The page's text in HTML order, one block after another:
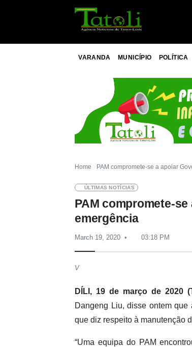
VARANDA MUNICÍPIO POLÍTICA
Home PAM compromete-se a apoiar
ÚLTIMAS NOTÍCIAS
PAM compromete-
emergência
March 19, 2020 03:18 PM
V
DÍLI, 19 de março de 2020
Dangeng Liu, disse ontem
que diz respeito à manutenção
“Uma equipa do PAM